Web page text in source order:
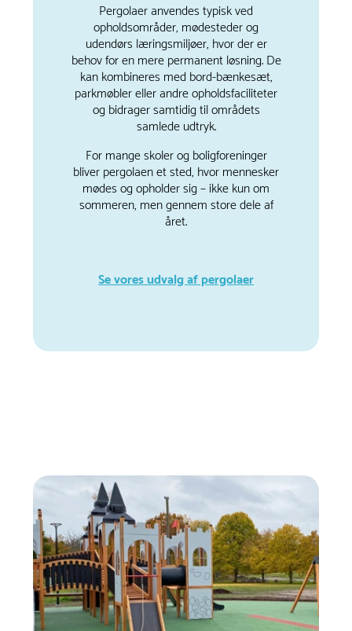
Pergolaer anvendes typisk ved
opholdsområder, mødesteder og
udendørs læringsmiljøer, hvor der er
behov for en mere permanent løsning. De
kan kombineres med bord-bænkesæt,
parkmøbler eller andre opholdsfaciliteter
og bidrager samtidig til områdets
samlede udtryk.
For mange skoler og boligforeninger
bliver pergolaen et sted, hvor mennesker
mødes og opholder sig – ikke kun om
sommeren, men gennem store dele af
året.
Se vores udvalg af pergolaer